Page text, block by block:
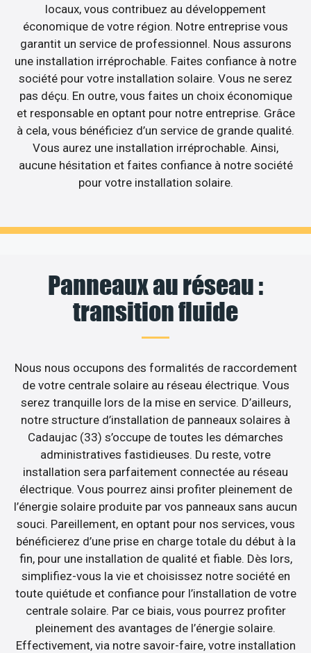
locaux, vous contribuez au développement
économique de votre région. Notre entreprise vous
garantit un service de professionnel. Nous assurons
une installation irréprochable. Faites confiance à notre
société pour votre installation solaire. Vous ne serez
pas déçu. En outre, vous faites un choix économique
et responsable en optant pour notre entreprise. Grâce
à cela, vous bénéficiez d’un service de grande qualité.
Vous aurez une installation irréprochable. Ainsi,
aucune hésitation et faites confiance à notre société
pour votre installation solaire.
Panneaux au réseau :
transition fluide
Nous nous occupons des formalités de raccordement
de votre centrale solaire au réseau électrique. Vous
serez tranquille lors de la mise en service. D’ailleurs,
notre structure d’installation de panneaux solaires à
Cadaujac (33) s’occupe de toutes les démarches
administratives fastidieuses. Du reste, votre
installation sera parfaitement connectée au réseau
électrique. Vous pourrez ainsi profiter pleinement de
l’énergie solaire produite par vos panneaux sans aucun
souci. Pareillement, en optant pour nos services, vous
bénéficierez d’une prise en charge totale du début à la
fin, pour une installation de qualité et fiable. Dès lors,
simplifiez-vous la vie et choisissez notre société en
toute quiétude et confiance pour l’installation de votre
centrale solaire. Par ce biais, vous pourrez profiter
pleinement des avantages de l’énergie solaire.
Effectivement, via notre savoir-faire, votre installation